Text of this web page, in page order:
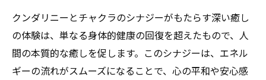
クンダリニーとチャクラのシナジーがもたらす深い癒し
の体験は、単なる身体的健康の回復を超えたもので、人
間の本質的な癒しを促します。このシナジーは、エネル
ギーの流れがスムーズになることで、心の平和や安心感